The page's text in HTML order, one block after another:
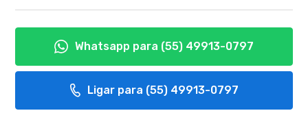
Whatsapp para (55) 49913-0797
Ligar para (55) 49913-0797